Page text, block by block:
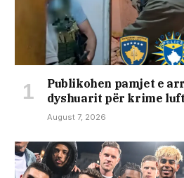
Publikohen pamjet e
dyshuarit për krime
August 7, 2026